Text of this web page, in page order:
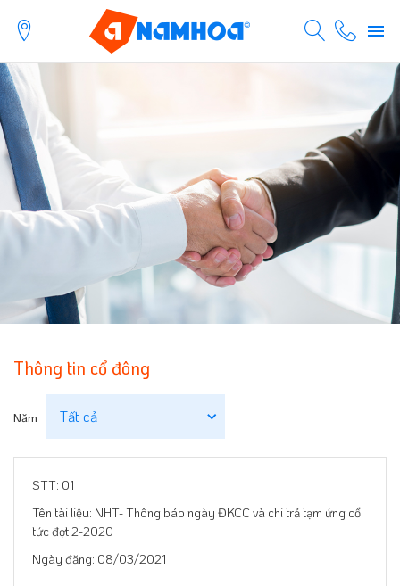
Thông tin cổ đông
Năm
01
NHT- Thông báo ngày ĐKCC và chi trả tạm ứng cổ
tức đợt 2-2020
08/03/2021